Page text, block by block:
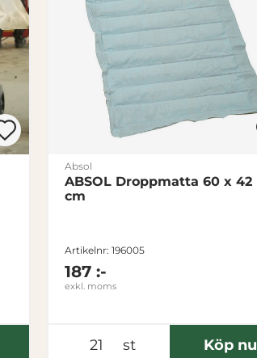
Absol
ABSOL Droppmatta 60 x 42
cm
Artikelnr: 196005
187 :-
exkl. moms
st Köp nu